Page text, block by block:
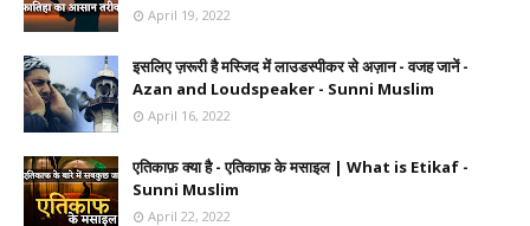
April 19, 2022
इसलिए ज़रूरी है मस्जिद में लाउडस्पीकर से अज़ान - वजह जानें -
Azan and Loudspeaker - Sunni Muslim
April 16, 2022
एतिकाफ़ क्या है - एतिकाफ़ के मसाइल | What is Etikaf -
Sunni Muslim
April 22, 2022